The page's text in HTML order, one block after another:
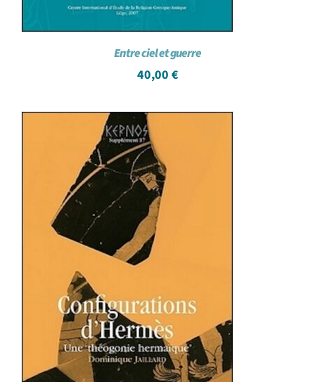
Entre ciel et guerre
40,00 €